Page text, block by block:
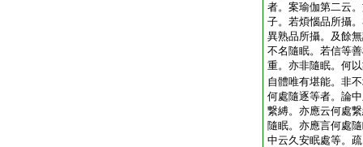
者。案瑜伽第二云
子。若煩惱品所攝
異熟品所攝。及餘
不名隨眠。若信等
重。亦非隨眠。何
自體唯有堪能。非
何處隨逐等者。論
繋縛。亦應云何處
隨眠。亦應言何處
中云久安眠處等。